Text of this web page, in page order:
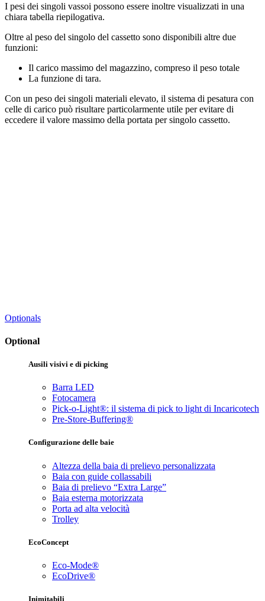
I pesi dei singoli vassoi possono essere inoltre visualizzati in una
chiara tabella riepilogativa.
Oltre al peso del singolo del cassetto sono disponibili altre due
funzioni:
Il carico massimo del magazzino, compreso il peso totale
La funzione di tara.
Con un peso dei singoli materiali elevato, il sistema di pesatura con
celle di carico può risultare particolarmente utile per evitare di
eccedere il valore massimo della portata per singolo cassetto.
Optionals
Optional
Ausili visivi e di picking
Barra LED
Fotocamera
Pick-o-Light®: il sistema di pick to light di Incaricotech
Pre-Store-Buffering®
Configurazione delle baie
Altezza della baia di prelievo personalizzata
Baia con guide collassabili
Baia di prelievo “Extra Large”
Baia esterna motorizzata
Porta ad alta velocità
Trolley
EcoConcept
Eco-Mode®
EcoDrive®
Inimitabili